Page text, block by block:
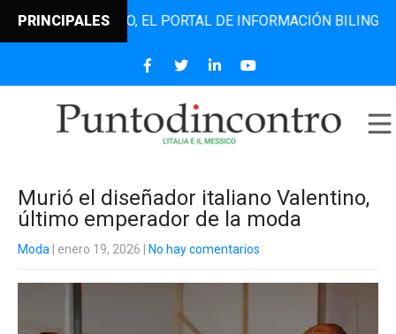
PRINCIPALESEL PORTAL DE INFORMACIÓN BILINGÜE
Murió el diseñador italiano Valentino,
último emperador de la moda
Moda | enero 19, 2026 No hay comentarios